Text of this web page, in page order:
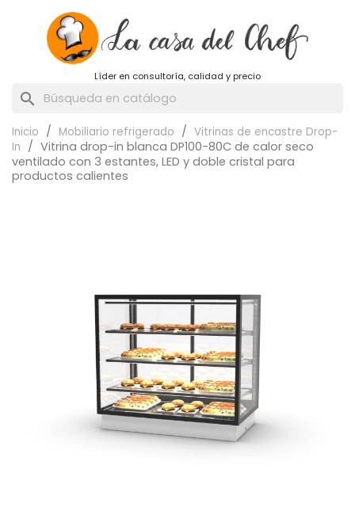
Líder en consultoría, calidad y precio
search
Inicio Mobiliario refrigerado
Vitrinas de encastre Drop-
In
Vitrina drop-in blanca DP100-80C de calor seco
ventilado con 3 estantes, LED y doble cristal para
productos calientes